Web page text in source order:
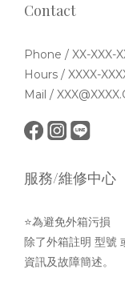
Contact
Phone / XX-XXX-
Hours / XXXX-
Mail /
服務/維修中心
⭐為避免外箱污損
除了外箱註明 型號
資訊及故障簡述。